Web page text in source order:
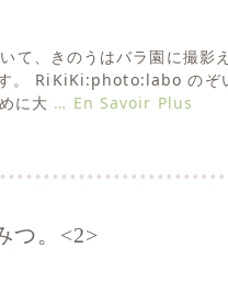
て、きのうはバラ園に撮影
。 RiKiKi:photo:labo のぞ
に大 … En Savoir Plus
つ。<2>